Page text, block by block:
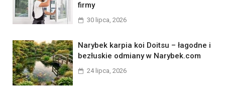
firmy
30 lipca, 2026
Narybek karpia koi Doitsu – łagodne i
bezłuskie odmiany w Narybek.com
24 lipca, 2026